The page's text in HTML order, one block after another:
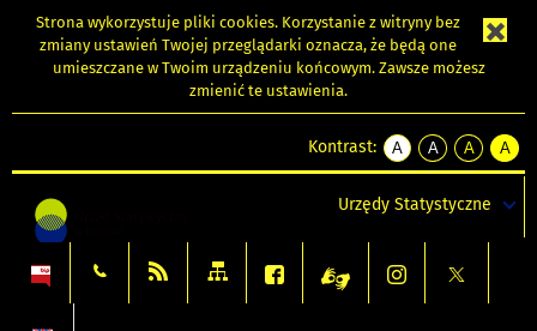
Strona wykorzystuje pliki cookies. Korzystanie z witryny bez
zmiany ustawień Twojej przeglądarki oznacza, że będą one
umieszczane w Twoim urządzeniu końcowym. Zawsze możesz
zmienić te ustawienia.
Kontrast:
A
kontrast
A
kontrast
tekst
czarnym
A
kontrast
tekst
czarnym
A
tekst
żółtym
Urzędy Statystyczne